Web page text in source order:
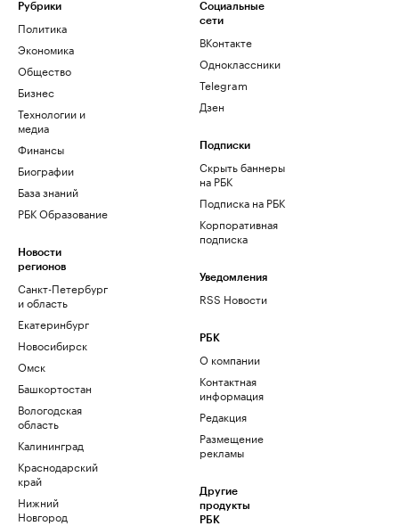
Рубрики
Политика
Экономика
Общество
Бизнес
Технологии и
медиа
Финансы
Биографии
База знаний
РБК Образование
Новости
регионов
Санкт-Петербург
и область
Екатеринбург
Новосибирск
Омск
Башкортостан
Вологодская
область
Калининград
Краснодарский
край
Нижний
Новгород
Социальные
сети
ВКонтакте
Одноклассники
Telegram
Дзен
Подписки
Скрыть баннеры
на РБК
Подписка на РБК
Корпоративная
подписка
Уведомления
RSS Новости
РБК
О компании
Контактная
информация
Редакция
Размещение
рекламы
Другие
продукты
РБК